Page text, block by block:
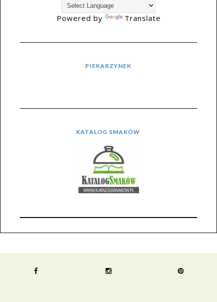
Powered by Translate
PIEKARZYNEK
KATALOG SMAKÓW